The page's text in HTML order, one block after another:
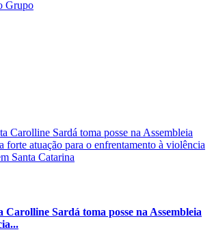
Carolline Sardá toma posse na Assembleia